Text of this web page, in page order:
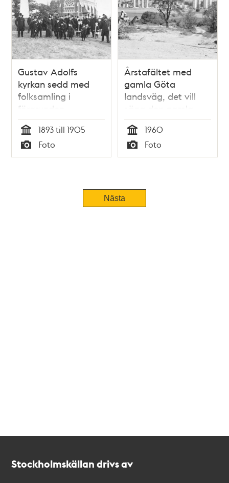
Gustav Adolfs
kyrkan sedd med
folksamling i
förgrunden
Tid
1893 till 1905
Typ
Foto
Årstafältet med
gamla Göta
landsväg, det vill
säga den gamla
landsvägen söderut
till Götaland. Vägen
har forntida anor.
Tid
1960
Typ
Foto
Nästa
Stockholmskällan drivs av